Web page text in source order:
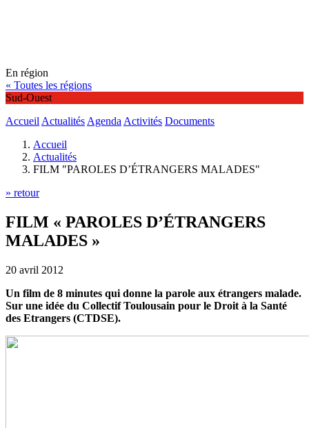
En région
« Toutes les régions
Sud-Ouest
Accueil Actualités Agenda Activités Documents
Accueil
Actualités
FILM "PAROLES D’ÉTRANGERS MALADES"
» retour
FILM « PAROLES D’ÉTRANGERS
MALADES »
20 avril 2012
Un film de 8 minutes qui donne la parole aux étrangers malade.
Sur une idée du Collectif Toulousain pour le Droit à la Santé
des Etrangers (CTDSE).